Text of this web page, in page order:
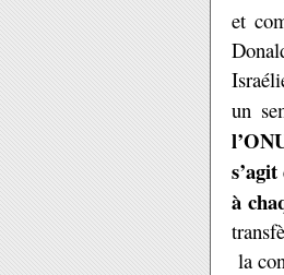
et
un
à
la